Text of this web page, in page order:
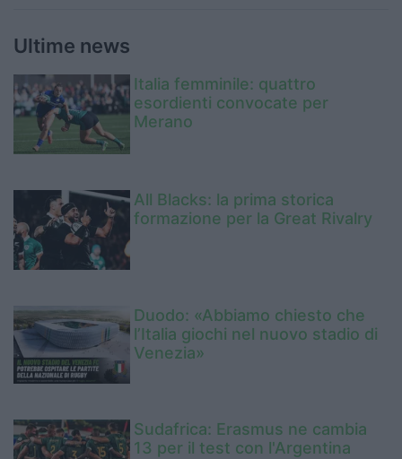
Ultime news
Italia femminile: quattro
esordienti convocate per
Merano
All Blacks: la prima storica
formazione per la Great Rivalry
Duodo: «Abbiamo chiesto che
l’Italia giochi nel nuovo stadio di
Venezia»
Sudafrica: Erasmus ne cambia
13 per il test con l'Argentina